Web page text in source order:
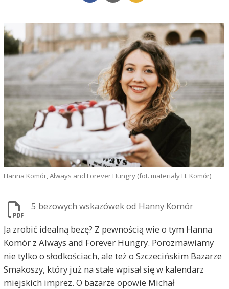
Hanna Komór, Always and Forever Hungry (fot. materiały H. Komór)
5 bezowych wskazówek od Hanny Komór
Ja zrobić idealną bezę? Z pewnością wie o tym Hanna
Komór z Always and Forever Hungry. Porozmawiamy
nie tylko o słodkościach, ale też o Szczecińskim Bazarze
Smakoszy, który już na stałe wpisał się w kalendarz
miejskich imprez. O bazarze opowie Michał